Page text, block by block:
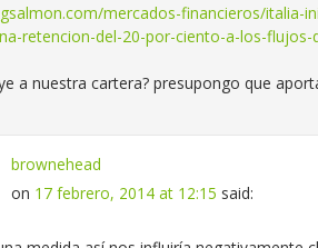
mercados-financieros/italia-
retencion-del-20-por-ciento-a-los-flujos-
a nuestra cartera? presupongo que
brownehead
on 17 febrero, 2014 at 12:15 said: